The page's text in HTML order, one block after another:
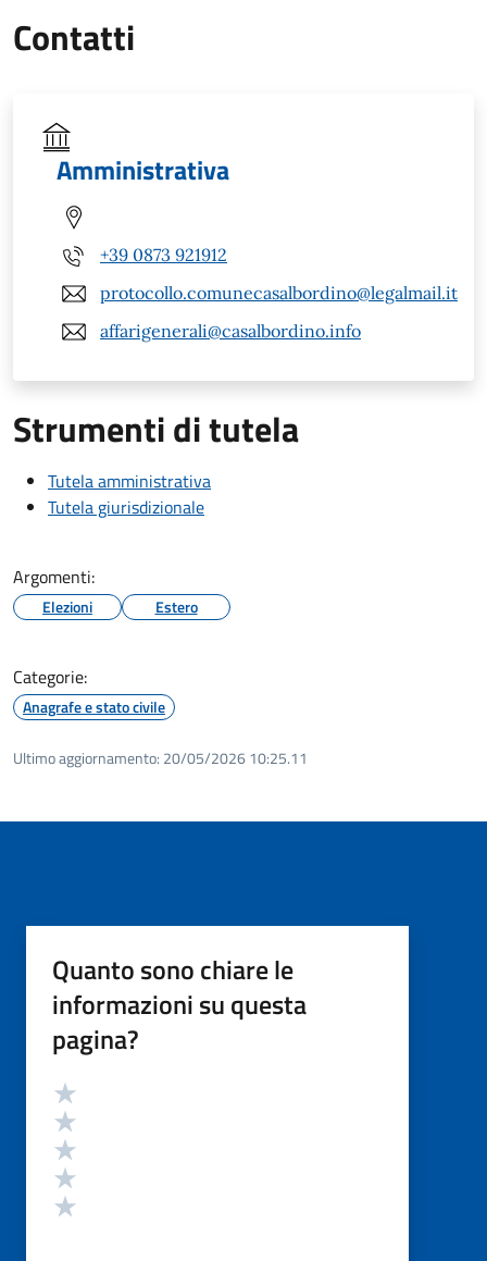
Contatti
Amministrativa
+39 0873 921912
protocollo.comunecasalbordino@legalmail.it
affarigenerali@casalbordino.info
Strumenti di tutela
Tutela amministrativa
Tutela giurisdizionale
Argomenti:
Elezioni Estero
Categorie:
Anagrafe e stato civile
Ultimo aggiornamento: 20/05/2026 10:25.11
Quanto sono chiare le
informazioni su questa
pagina?
Valutazione